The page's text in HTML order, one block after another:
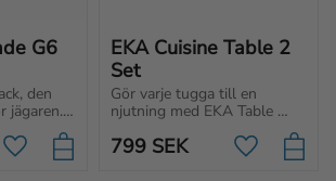
G6
den
jägaren.
Lägg till i favoriter
EKA Cuisine Table 2
Set
Gör varje tugga till en
njutning med EKA Table
Set. En uppsättning bestick
för dig som uppskattar
design, kvalitet och svenskt
799 SEK Lägg till i